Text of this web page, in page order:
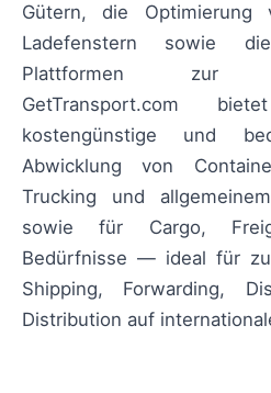
Gütern, die Optimierung
Ladefenstern sowie
Plattformen zur
GetTransport.com
kostengünstige und
Abwicklung von
Trucking und
sowie für Cargo,
Bedürfnisse — ideal für
Shipping, Forwarding,
Distribution auf